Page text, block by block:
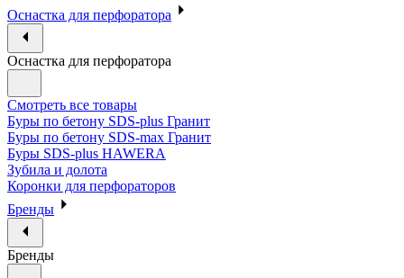
Оснастка для перфоратора
Оснастка для перфоратора
Смотреть все товары
Буры по бетону SDS-plus Гранит
Буры по бетону SDS-max Гранит
Буры SDS-plus HAWERA
Зубила и долота
Коронки для перфораторов
Бренды
Бренды